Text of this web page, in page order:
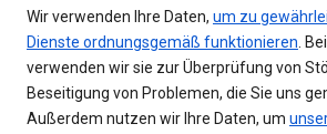
Wir verwenden Ihre Daten, um zu
Dienste ordnungsgemäß funktionieren .
verwenden wir sie zur Überprüfung von
Beseitigung von Problemen, die Sie uns
Außerdem nutzen wir Ihre Daten, um